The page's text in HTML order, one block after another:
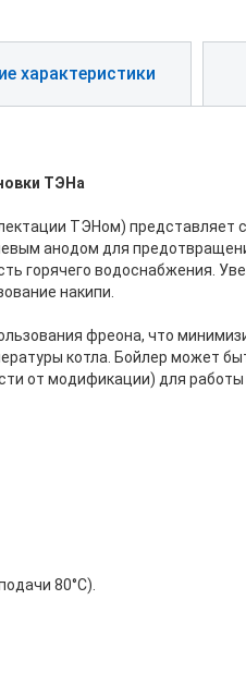
характеристики
ТЭНа
ТЭНом)
анодом для
горячего водоснабжения.
накипи.
фреона, что
котла. Бойлер может
от модификации) для
80°C).